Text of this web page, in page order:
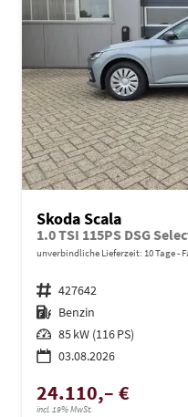
Skoda Scala
unverbindliche Lieferzeit: 10 Tage
Fahrzeugnr. 427642
Kraftstoff Benzin
Leistung 85 kW (116 PS)
03.08.2026
24.110,– €
incl. 19% MwSt.